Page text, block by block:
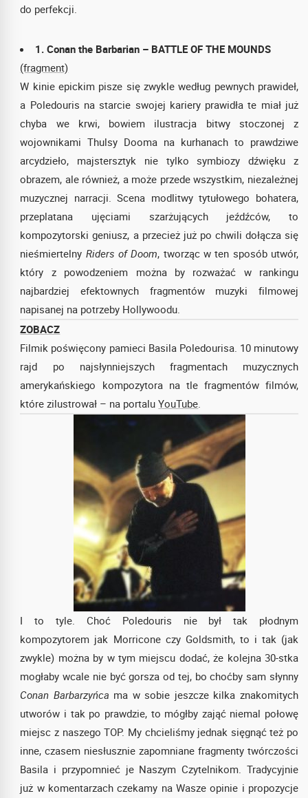
do perfekcji.
1. Conan the Barbarian – BATTLE OF THE MOUNDS
(fragment)
W kinie epickim pisze się zwykle według pewnych prawideł,
a Poledouris na starcie swojej kariery prawidła te miał już
chyba we krwi, bowiem ilustracja bitwy stoczonej z
wojownikami Thulsy Dooma na kurhanach to prawdziwe
arcydzieło, majstersztyk nie tylko symbiozy dźwięku z
obrazem, ale również, a może przede wszystkim, niezależnej
muzycznej narracji. Scena modlitwy tytułowego bohatera,
przeplatana ujęciami szarżujących jeźdźców, to
kompozytorski geniusz, a przecież już po chwili dołącza się
nieśmiertelny Riders of Doom, tworząc w ten sposób utwór,
który z powodzeniem można by rozważać w rankingu
najbardziej efektownych fragmentów muzyki filmowej
napisanej na potrzeby Hollywoodu.
ZOBACZ
Filmik poświęcony pamieci Basila Poledourisa. 10 minutowy
rajd po najsłynniejszych fragmentach muzycznych
amerykańskiego kompozytora na tle fragmentów filmów,
które zilustrował – na portaluYouTube
I to tyle. Choć Poledouris nie był tak płodnym
kompozytorem jak Morricone czy Goldsmith, to i tak (jak
zwykle) można by w tym miejscu dodać, że kolejna 30-stka
mogłaby wcale nie być gorsza od tej, bo choćby sam słynny
Conan Barbarzyńca ma w sobie jeszcze kilka znakomitych
utworów i tak po prawdzie, to mógłby zająć niemal połowę
miejsc z naszego TOP. My chcieliśmy jednak sięgnąć też po
inne, czasem niesłusznie zapomniane fragmenty twórczości
Basila i przypomnieć je Naszym Czytelnikom. Tradycyjnie
już w komentarzach czekamy na Wasze opinie i propozycje